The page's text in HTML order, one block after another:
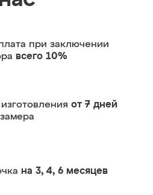
при заключении
всего 10%
от 7 дней
на 3, 4, 6 месяцев